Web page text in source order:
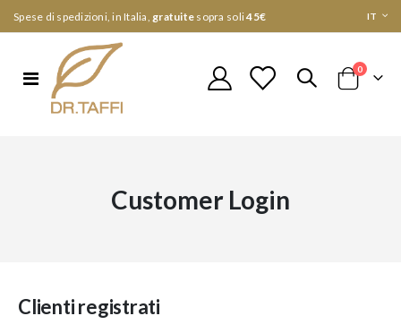
Spese di spedizioni, in Italia, gratuite sopra soli45€ Lingua
IT
Toggle
Nav
Cart
0elementi
Customer Login
Clienti registrati